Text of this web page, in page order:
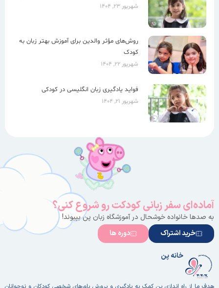
شهریور ۲۳, ۱۴۰۴
روش‌های مؤثر والدین برای آموزش بهتر زبان به
کودک
شهریور ۲۲, ۱۴۰۴
فواید یادگیری زبان انگلیسی در کودکی
شهریور ۲۱, ۱۴۰۴
آماده‌ای سفر زبانی کودکت رو شروع کنی؟
به صدها خانواده خوشحال در آموزشگاه زبان پن بپیوند!
خرید اشتراک
دوره ها
خانه پن